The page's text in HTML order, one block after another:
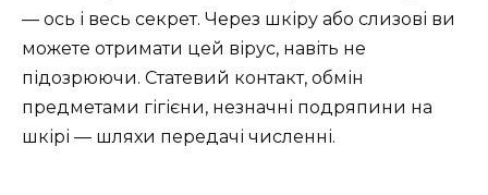
— ось і весь секрет. Через шкіру або слизові ви
можете отримати цей вірус, навіть не
підозрюючи. Статевий контакт, обмін
предметами гігієни, незначні подряпини на
шкірі — шляхи передачі численні.